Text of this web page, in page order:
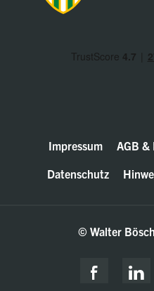
Impressum
AGB &
Datenschutz
© Walter